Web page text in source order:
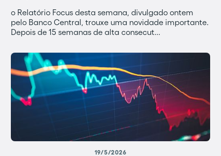
o Relatório Focus desta semana, divulgado ontem
pelo Banco Central, trouxe uma novidade importante.
Depois de 15 semanas de alta consecut...
19/5/2026